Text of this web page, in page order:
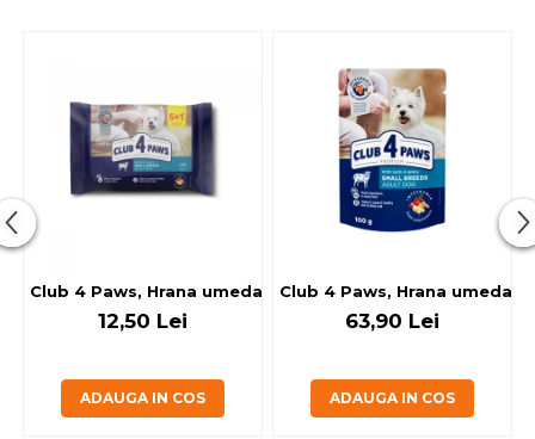
Club 4 Paws, Hrana umeda caini - cu miel, set 5+1, 6x80 g
12,50 Lei
ADAUGA IN COS
Club 4 Paws, Hrana umeda
63,90 Lei
ADAUGA IN COS